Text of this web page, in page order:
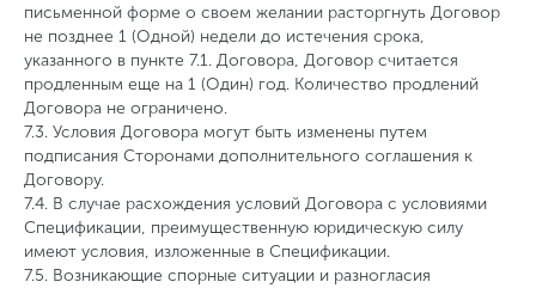
письменной форме о своем желании расторгнуть Договор
не позднее 1 (Одной) недели до истечения срока,
указанного в пункте 7.1. Договора, Договор считается
продленным еще на 1 (Один) год. Количество продлений
Договора не ограничено.
7.3. Условия Договора могут быть изменены путем
подписания Сторонами дополнительного соглашения к
Договору.
7.4. В случае расхождения условий Договора с условиями
Спецификации, преимущественную юридическую силу
имеют условия, изложенные в Спецификации.
7.5. Возникающие спорные ситуации и разногласия